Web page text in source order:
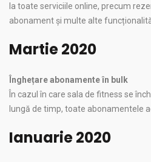
la toate serviciile online, precum
abonament și multe alte
Martie 2020
Înghețare abonamente în bulk
În cazul în care sala de fitness se
lungă de timp, toate abonamentele
Ianuarie 2020